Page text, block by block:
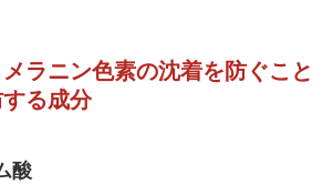
ラニン色素の沈着を防ぐこと
る成分
酸